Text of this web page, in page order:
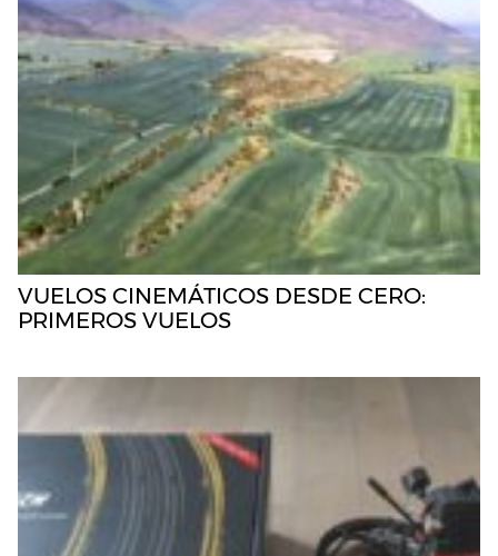
VUELOS CINEMÁTICOS DESDE CERO:
PRIMEROS VUELOS